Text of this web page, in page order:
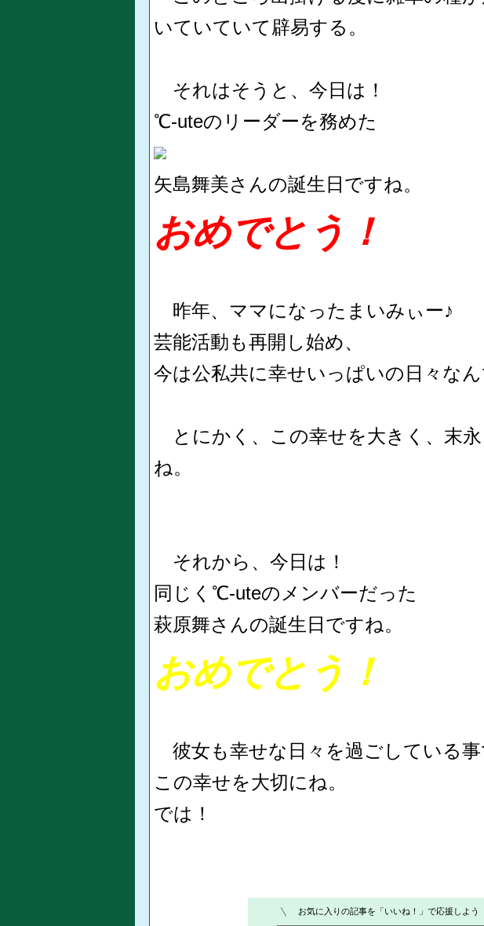
いていていて辟易する。
それはそうと、今日は！
℃-uteのリーダーを務めた
矢島舞美さんの誕生日ですね。
​おめでとう！​
昨年、ママになったまいみぃー♪
芸能活動も再開し始め、
今は公私共に幸せいっぱいの日々なん
とにかく、この幸せを大きく、末
ね。
それから、今日は！
同じく℃-uteのメンバーだった
萩原舞さんの誕生日ですね。
​おめでとう！​
彼女も幸せな日々を過ごしている事
この幸せを大切にね。
では！​​
お気に入りの記事を「いいね！」で応援しよう